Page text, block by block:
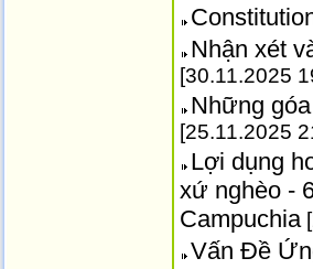
Nhận xét
[30.11.2025
Những
[25.11.2025
Lợi dụng
xứ nghèo -
Campuchia
Vấn Đề